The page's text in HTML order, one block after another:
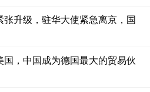
-6.85 -0.15%
升级，驻华大使紧急离京，国
，中国成为德国最大的贸易伙